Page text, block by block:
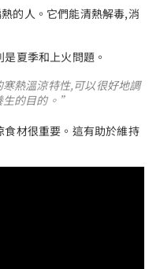
的人。它們能清熱解毒,消
夏季和上火問題。
熱溫涼特性,可以很好地調
的目的。”
材很重要。這有助於維持